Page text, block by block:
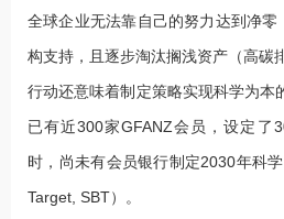
全球企业无法靠自己的努力达到净
构支持，且逐步淘汰搁浅资产（高碳
行动还意味着制定策略实现科学为本
已有近300家GFANZ会员，设定了
时，尚未有会员银行制定2030年科
Target, SBT）。